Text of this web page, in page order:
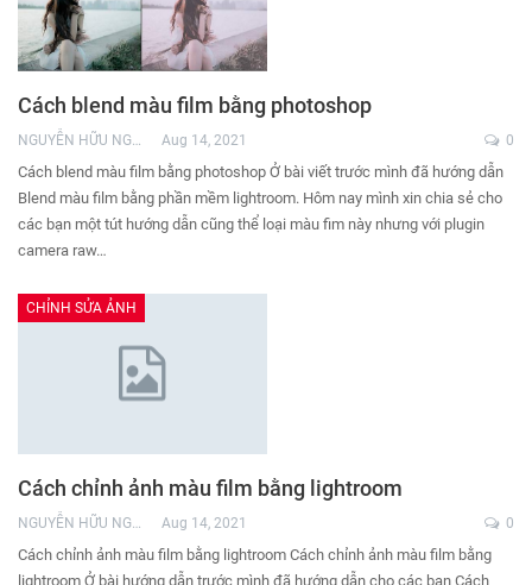
Cách blend màu film bằng photoshop
NGUYỄN HỮU NGHĨA Aug 14, 2021 0
Cách blend màu film bằng photoshop Ở bài viết trước mình đã hướng dẫn
Blend màu film bằng phần mềm lightroom. Hôm nay mình xin chia sẻ cho
các bạn một tút hướng dẫn cũng thể loại màu fim này nhưng với plugin
camera raw…
CHỈNH SỬA ẢNH
Cách chỉnh ảnh màu film bằng lightroom
Aug 14, 2021 0
Cách chỉnh ảnh màu film bằng lightroom Cách chỉnh ảnh màu film bằng
lightroom Ở bài hướng dẫn trước mình đã hướng dẫn cho các bạn Cách